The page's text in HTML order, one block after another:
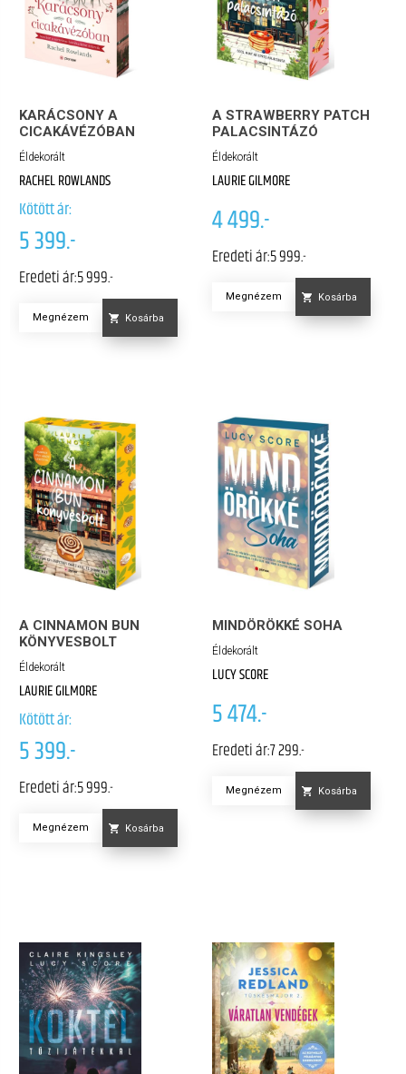
KARÁCSONY A
CICAKÁVÉZÓBAN
Éldekorált
RACHEL ROWLANDS
Kötött ár:
5 399.-
Eredeti ár:5 999.-
Megnézem Kosárba
A STRAWBERRY PATCH
PALACSINTÁZÓ
Éldekorált
LAURIE GILMORE
4 499.-
Eredeti ár:5 999.-
Megnézem Kosárba
A CINNAMON BUN
KÖNYVESBOLT
Éldekorált
LAURIE GILMORE
Kötött ár:
5 399.-
Eredeti ár:5 999.-
Megnézem Kosárba
MINDÖRÖKKÉ SOHA
Éldekorált
LUCY SCORE
5 474.-
Eredeti ár:7 299.-
Megnézem Kosárba